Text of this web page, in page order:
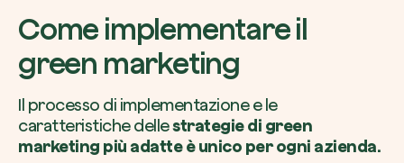
Come implementare il
green marketing
Il processo di implementazione e le
caratteristiche dellestrategie di green
marketing più adatte è unico per ogni azienda.